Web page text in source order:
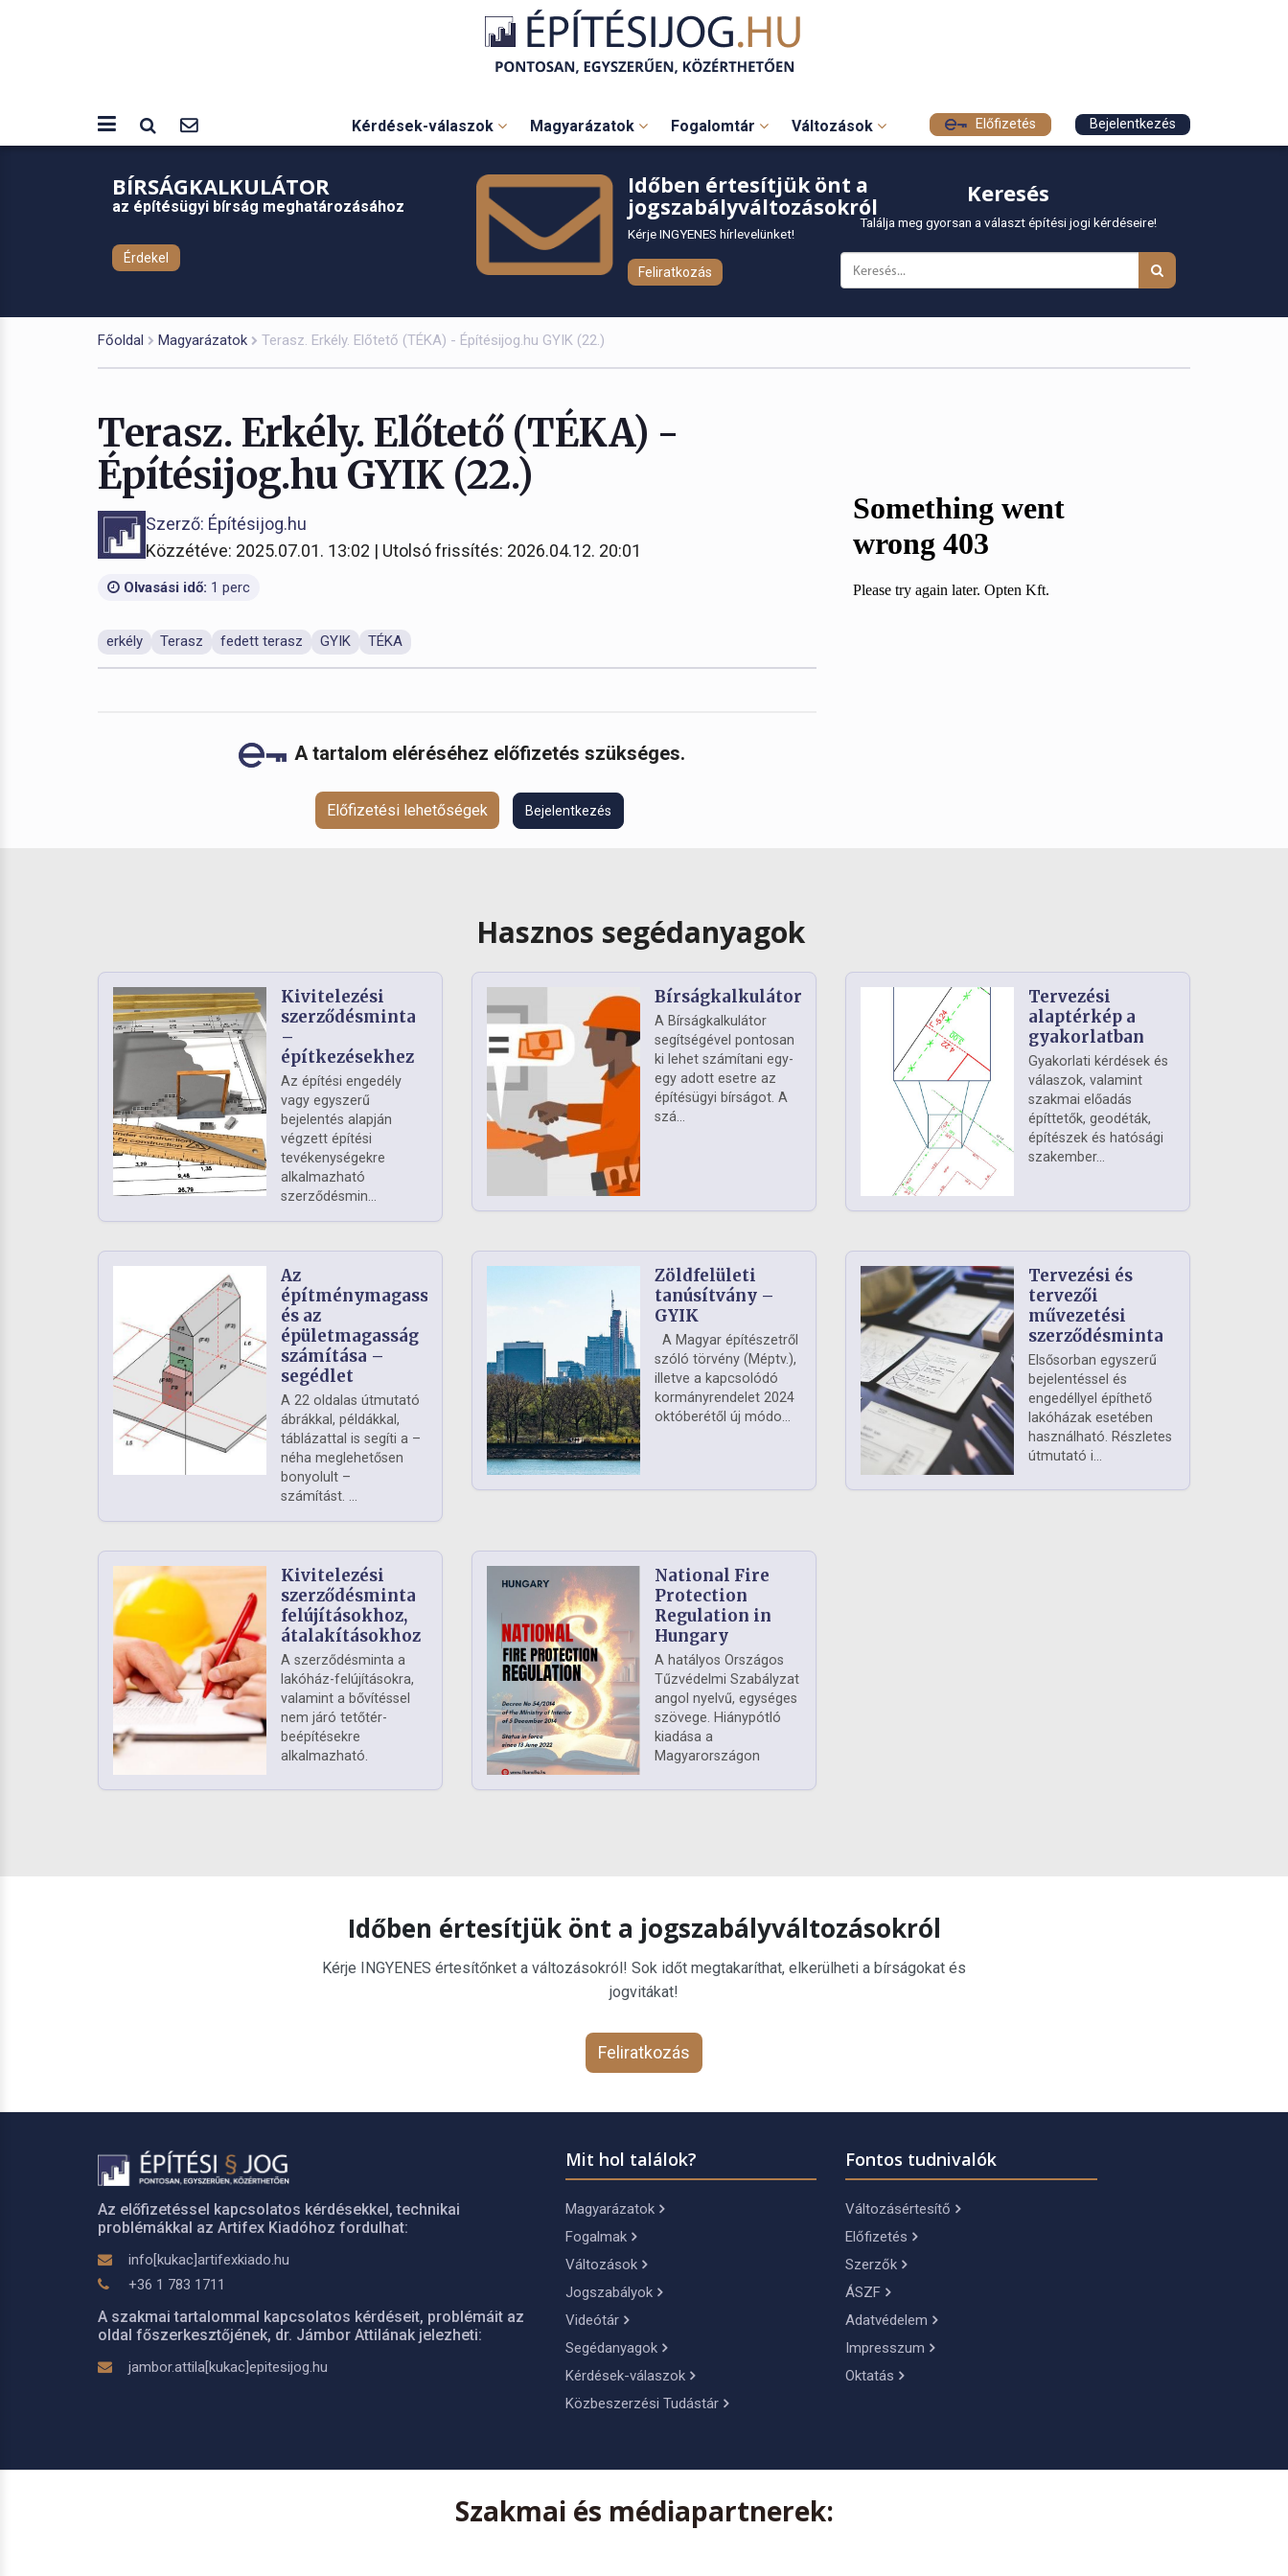
Kérdések-válaszok Magyarázatok Fogalomtár Változások Előfizetés Bejelentkezés
BÍRSÁGKALKULÁTOR
az építésügyi bírság meghatározásához
Érdekel
Időben értesítjük önt a
jogszabályváltozásokról
Kérje INGYENES hírlevelünket!
Feliratkozás
Keresés
Találja meg gyorsan a választ építési jogi kérdéseire!
Főoldal Magyarázatok Terasz. Erkély. Előtető (TÉKA) - Építésijog.hu GYIK (22.)
Terasz. Erkély. Előtető (TÉKA) -
Építésijog.hu GYIK (22.)
Szerző: Építésijog.hu
Közzétéve: 2025.07.01. 13:02 | Utolsó frissítés: 2026.04.12. 20:01
Olvasási idő: 1 perc
erkély Terasz fedett terasz GYIK TÉKA
A tartalom eléréséhez előfizetés szükséges.
Előfizetési lehetőségek Bejelentkezés
Hasznos segédanyagok
Kivitelezési
szerződésminta
–
építkezésekhez
Az építési engedély
vagy egyszerű
bejelentés alapján
végzett építési
tevékenységekre
alkalmazható
szerződésmin...
Bírságkalkulátor
A Bírságkalkulátor
segítségével pontosan
ki lehet számítani egy-
egy adott esetre az
építésügyi bírságot. A
szá...
Tervezési
alaptérkép a
gyakorlatban
Gyakorlati kérdések és
válaszok, valamint
szakmai előadás
építtetők, geodéták,
építészek és hatósági
szakember...
Az
építménymagasság
és az
épületmagasság
számítása –
segédlet
A 22 oldalas útmutató
ábrákkal, példákkal,
táblázattal is segíti a –
néha meglehetősen
bonyolult –
számítást. ...
Zöldfelületi
tanúsítvány –
GYIK
A Magyar építészetről
szóló törvény (Méptv.),
illetve a kapcsolódó
kormányrendelet 2024
októberétől új módo...
Tervezési és
tervezői
művezetési
szerződésminta
Elsősorban egyszerű
bejelentéssel és
engedéllyel építhető
lakóházak esetében
használható. Részletes
útmutató i...
Kivitelezési
szerződésminta
felújításokhoz,
átalakításokhoz
A szerződésminta a
lakóház-felújításokra,
valamint a bővítéssel
nem járó tetőtér-
beépítésekre
alkalmazható.
National Fire
Protection
Regulation in
Hungary
A hatályos Országos
Tűzvédelmi Szabályzat
angol nyelvű, egységes
szövege. Hiánypótló
kiadása a
Magyarországon
Időben értesítjük önt a jogszabályváltozásokról
Kérje INGYENES értesítőnket a változásokról! Sok időt megtakaríthat, elkerülheti a bírságokat és
jogvitákat!
Feliratkozás
Az előfizetéssel kapcsolatos kérdésekkel, technikai
problémákkal az Artifex Kiadóhoz fordulhat:
info[kukac]artifexkiado.hu
+36 1 783 1711
A szakmai tartalommal kapcsolatos kérdéseit, problémáit az
oldal főszerkesztőjének, dr. Jámbor Attilának jelezheti:
jambor.attila[kukac]epitesijog.hu
Mit hol találok?
Magyarázatok
Fogalmak
Változások
Jogszabályok
Videótár
Segédanyagok
Kérdések-válaszok
Közbeszerzési Tudástár
Fontos tudnivalók
Változásértesítő
Előfizetés
Szerzők
ÁSZF
Adatvédelem
Impresszum
Oktatás
Szakmai és médiapartnerek: